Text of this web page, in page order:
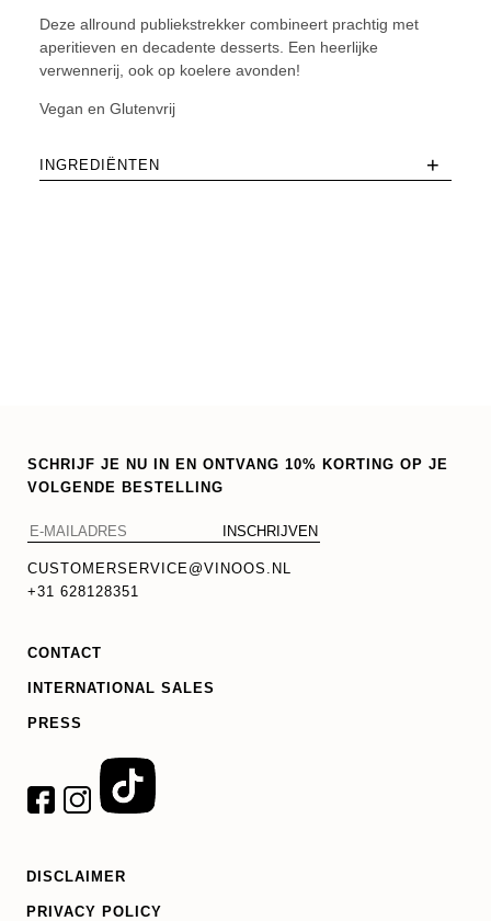
Deze allround publiekstrekker combineert prachtig met
aperitieven en decadente desserts. Een heerlijke
verwennerij, ook op koelere avonden!
Vegan en Glutenvrij
INGREDIËNTEN +
SCHRIJF JE NU IN EN ONTVANG 10% KORTING OP JE
VOLGENDE BESTELLING
CUSTOMERSERVICE@VINOOS.NL
+31 628128351
CONTACT
INTERNATIONAL SALES
PRESS
DISCLAIMER
PRIVACY POLICY